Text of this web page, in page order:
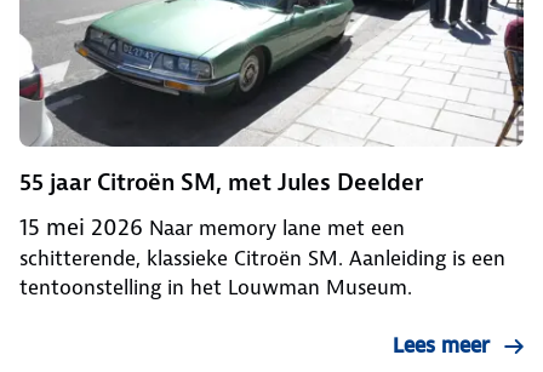
55 jaar Citroën SM, met Jules Deelder
15 mei 2026 Naar memory lane met een
schitterende, klassieke Citroën SM. Aanleiding is een
tentoonstelling in het Louwman Museum.
Lees meer